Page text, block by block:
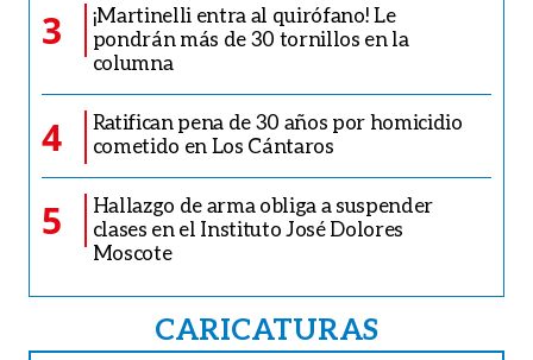
3
¡Martinelli entra al quirófano! Le
pondrán más de 30 tornillos en la
columna
4
Ratifican pena de 30 años por homicidio
cometido en Los Cántaros
5
Hallazgo de arma obliga a suspender
clases en el Instituto José Dolores
Moscote
CARICATURAS